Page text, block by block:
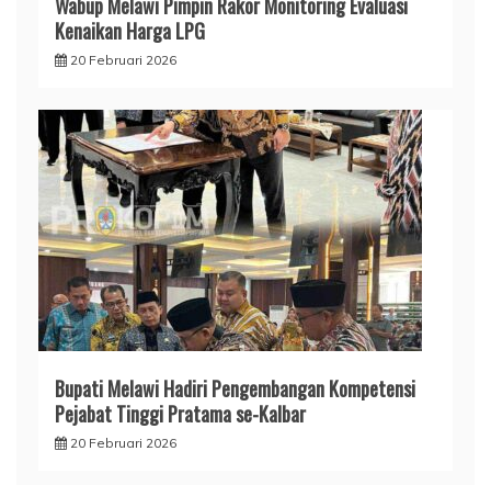
Kenaikan Harga LPG
20 Februari 2026
Bupati Melawi Hadiri Pengembangan Kompetensi
Pejabat Tinggi Pratama se-Kalbar
20 Februari 2026